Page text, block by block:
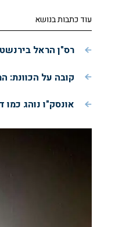
עוד כתבות בנושא
רס"ן הראל
קובה על
אונסק"ו נוהג